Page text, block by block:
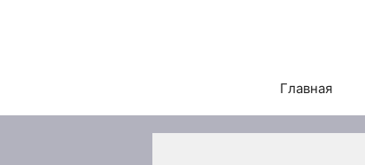
Главная